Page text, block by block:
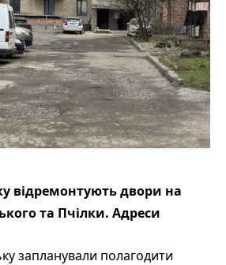
відремонтують двори на
та Пчілки. Адреси
запланували полагодити